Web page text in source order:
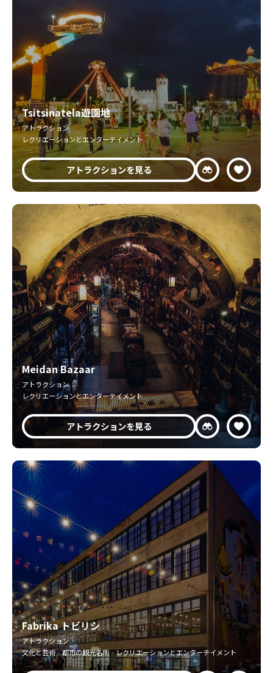
Tsitsinatela遊園地
アトラクション
レクリエーションとエンターテイメント
アトラクションを見る
Meidan Bazaar
アトラクション
レクリエーションとエンターテイメント
アトラクションを見る
Fabrika トビリシ
アトラクション
文化と芸術 · 都市の観光名所 · レクリエーションとエンターテイメント